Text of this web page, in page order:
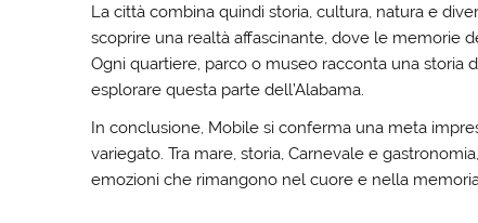
La città combina quindi storia, cultura, natura e
scoprire una realtà affascinante, dove le memorie
Ogni quartiere, parco o museo racconta una storia
esplorare questa parte dell’Alabama.
In conclusione, Mobile si conferma una meta
variegato. Tra mare, storia, Carnevale e
emozioni che rimangono nel cuore e nella